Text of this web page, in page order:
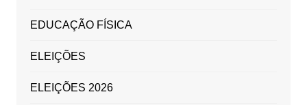
EDUCAÇÃO FÍSICA
ELEIÇÕES
ELEIÇÕES 2026